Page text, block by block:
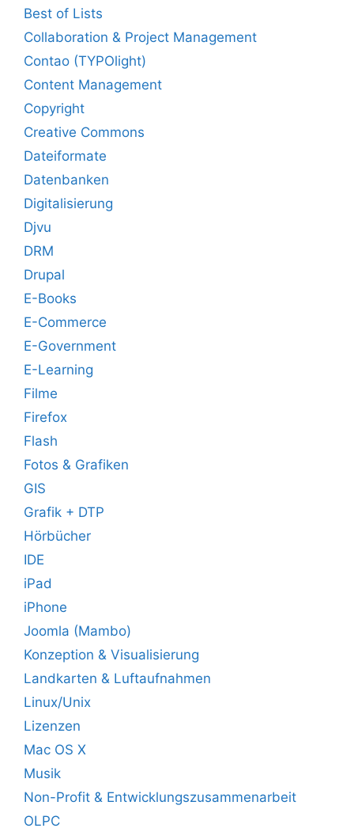
Best of Lists
Collaboration & Project Management
Contao (TYPOlight)
Content Management
Copyright
Creative Commons
Dateiformate
Datenbanken
Digitalisierung
Djvu
DRM
Drupal
E-Books
E-Commerce
E-Government
E-Learning
Filme
Firefox
Flash
Fotos & Grafiken
GIS
Grafik + DTP
Hörbücher
IDE
iPad
iPhone
Joomla (Mambo)
Konzeption & Visualisierung
Landkarten & Luftaufnahmen
Linux/Unix
Lizenzen
Mac OS X
Musik
Non-Profit & Entwicklungszusammenarbeit
OLPC